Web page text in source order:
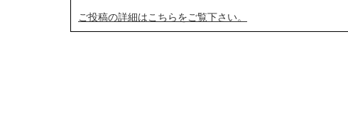
ご投稿の詳細はこちらをご覧下さい。